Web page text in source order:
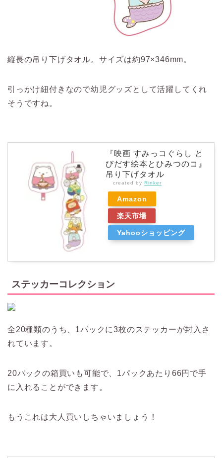
縦長の吊り下げタオル。サイズは約97×346mm。
引っかけ紐付きなので幼児グッズとして活躍してくれ
そうですね。
『映画 すみっコぐらし と
びだす絵本とひみつのコ』
吊り下げタオル
created by Rinker
Amazon
楽天市場
Yahooショッピング
ステッカーコレクション
全20種類のうち、1パックに3枚のステッカーが封入さ
れています。
20パックの箱買いも可能で、1パックあたり66円で手
に入れることができます。
もうこれは大人買いしちゃいましょう！